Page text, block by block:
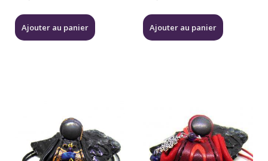
Ajouter au panier Ajouter au panier